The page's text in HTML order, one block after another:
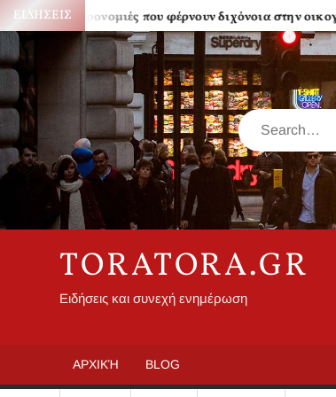
Skip
to
content
ΕΙΔΉΣΕΙΣ
Κληρονομιές που φέρνουν διχόνοια στην οικογένεια
Search
TORATORA.GR
Ειδήσεις και συνεχή ενημέρωση
ΑΡΧΙΚΉ BLOG